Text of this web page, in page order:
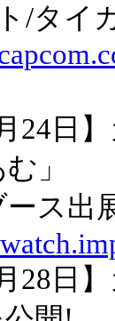
/タイ
月24日
」
ス出
月28日